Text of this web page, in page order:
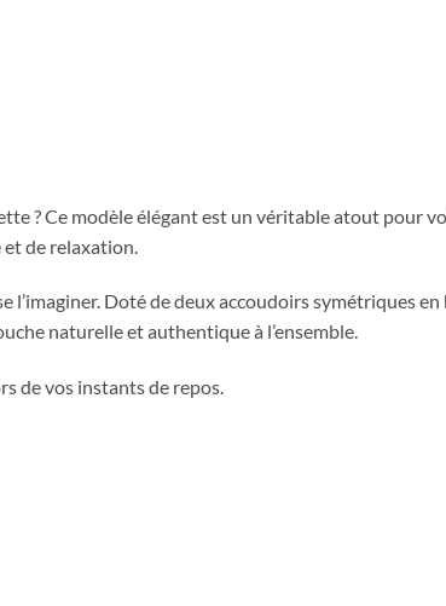
? Ce modèle élégant est un véritable atout pour
de relaxation.
Doté de deux accoudoirs symétriques en
naturelle et authentique à l’ensemble.
de vos instants de repos.